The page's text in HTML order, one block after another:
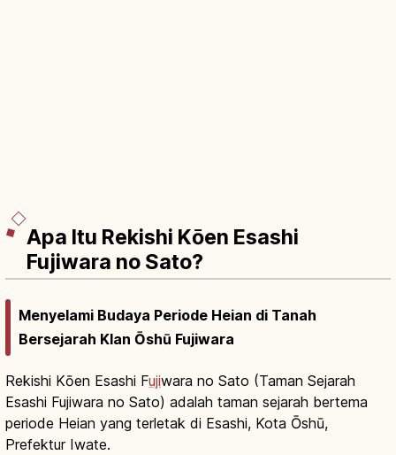
Apa Itu Rekishi Kōen Esashi
Fujiwara no Sato?
Menyelami Budaya Periode Heian di Tanah
Bersejarah Klan Ōshū Fujiwara
Rekishi Kōen Esashi Fujiwara no Sato (Taman Sejarah
Esashi Fujiwara no Sato) adalah taman sejarah bertema
periode Heian yang terletak di Esashi, Kota Ōshū,
Prefektur Iwate.